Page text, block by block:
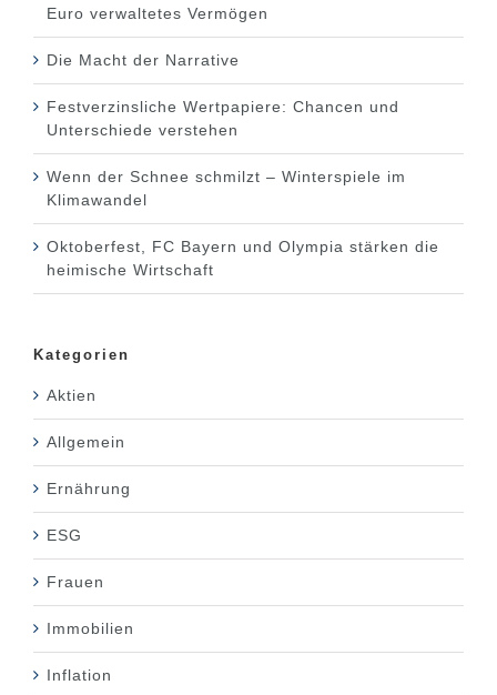
Euro verwaltetes Vermögen
Die Macht der Narrative
Festverzinsliche Wertpapiere: Chancen und
Unterschiede verstehen
Wenn der Schnee schmilzt – Winterspiele im
Klimawandel
Oktoberfest, FC Bayern und Olympia stärken die
heimische Wirtschaft
Kategorien
Aktien
Allgemein
Ernährung
ESG
Frauen
Immobilien
Inflation